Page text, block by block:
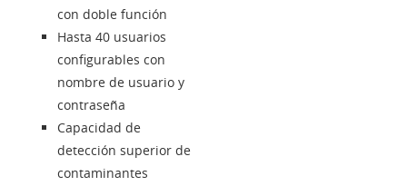
con doble función
Hasta 40 usuarios
configurables con
nombre de usuario y
contraseña
Capacidad de
detección superior de
contaminantes